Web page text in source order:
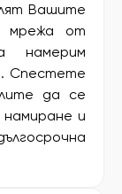
Вашите
мрежа от
намерим
Спестете
да се
и